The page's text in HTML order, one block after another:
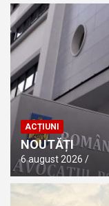
ACȚIUNI
NOUTĂȚI
6 august 2026